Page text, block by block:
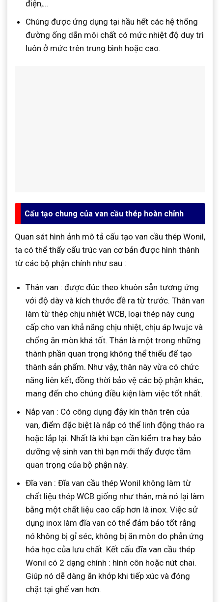
điện,…
Chúng được ứng dụng tại hầu hết các hệ thống
đường ống dẫn môi chất có mức nhiệt độ duy trì
luôn ở mức trên trung bình hoặc cao.
Cấu tạo chung của van cầu thép hoàn chỉnh
Quan sát hình ảnh mô tả cấu tạo van cầu thép Wonil,
ta có thể thấy cấu trúc van cơ bản được hình thành
từ các bộ phận chính như sau :
Thân van : được đúc theo khuôn sẵn tương ứng
với độ dày và kích thước đề ra từ trước. Thân van
làm từ thép chịu nhiệt WCB, loại thép này cung
cấp cho van khả năng chịu nhiệt, chịu áp lwujc và
chống ăn mòn khá tốt. Thân là một trong những
thành phần quan trọng không thể thiếu để tạo
thành sản phẩm. Như vậy, thân này vừa có chức
năng liên kết, đồng thời bảo vệ các bộ phận khác,
mang đến cho chúng điều kiện làm việc tốt nhất.
Nắp van : Có công dụng đậy kín thân trên của
van, điểm đặc biệt là nắp có thể linh động tháo ra
hoặc lắp lại. Nhất là khi bạn cần kiểm tra hay bảo
dưỡng vệ sinh van thì bạn mới thấy được tầm
quan trọng của bộ phận này.
Đĩa van : Đĩa van cầu thép Wonil không làm từ
chất liệu thép WCB giống như thân, mà nó lại làm
bằng một chất liệu cao cấp hơn là inox. Việc sử
dụng inox làm đĩa van có thể đảm bảo tốt rằng
nó không bị gỉ séc, không bị ăn mòn do phản ứng
hóa học của lưu chất. Kết cấu đĩa van cầu thép
Wonil có 2 dạng chính : hình côn hoặc nút chai.
Giúp nó dễ dàng ăn khớp khi tiếp xúc và đóng
chặt tại ghế van hơn.